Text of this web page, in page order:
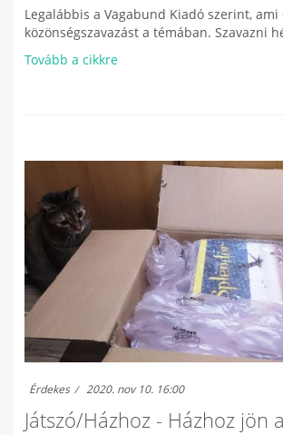
Legalábbis a Vagabund Kiadó szerint,
közönségszavazást a témában. Szavazni
Tovább a cikkre
Érdekes 2020. nov 10. 16:00
Játszó/Házhoz - Házhoz jön